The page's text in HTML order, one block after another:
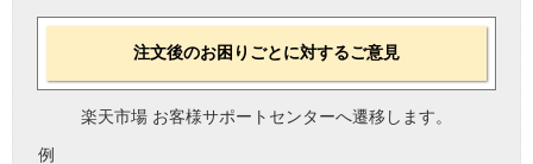
注文後のお困りごとに対するご意見
楽天市場 お客様サポートセンターへ遷移します。
例